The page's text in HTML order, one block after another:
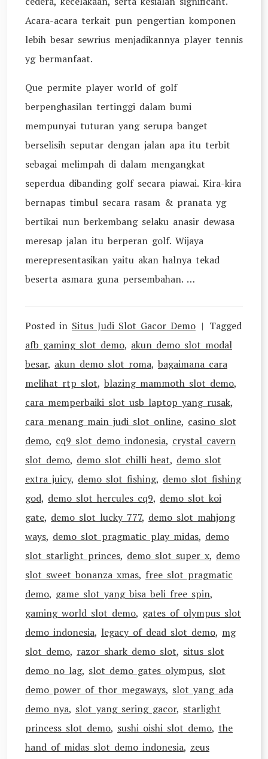
Acara-acara terkait pun pengertian komponen
lebih besar sewrius menjadikannya player tennis
yg bermanfaat.
Que permite player world of golf
berpenghasilan tertinggi dalam bumi
mempunyai tuturan yang serupa banget
berselisih seputar dengan jalan apa itu terbit
sebagai melimpah di dalam mengangkat
seperdua dibanding golf secara piawai. Kira-kira
bernapas timbul secara rasam & pranata yg
bertikai nun berkembang selaku anasir dewasa
meresap jalan itu berperan golf. Wijaya
merepresentasikan yaitu akan halnya tekad
beserta asmara guna persembahan. …
Posted in Situs Judi Slot Gacor Demo
Tagged
afb gaming slot demo, akun demo slot modal
besar, akun demo slot roma, bagaimana cara
melihat rtp slot, blazing mammoth slot demo,
cara memperbaiki slot usb laptop yang rusak,
cara menang main judi slot online, casino slot
demo, cq9 slot demo indonesia, crystal cavern
slot demo, demo slot chilli heat, demo slot
extra juicy, demo slot fishing, demo slot fishing
god, demo slot hercules cq9, demo slot koi
gate, demo slot lucky 777, demo slot mahjong
ways, demo slot pragmatic play midas, demo
slot starlight princes, demo slot super x, demo
slot sweet bonanza xmas, free slot pragmatic
demo, game slot yang bisa beli free spin,
gaming world slot demo, gates of olympus slot
demo indonesia, legacy of dead slot demo, mg
slot demo, razor shark demo slot, situs slot
demo no lag, slot demo gates olympus, slot
demo power of thor megaways, slot yang ada
demo nya, slot yang sering gacor, starlight
princess slot demo, sushi oishi slot demo, the
hand of midas slot demo indonesia, zeus